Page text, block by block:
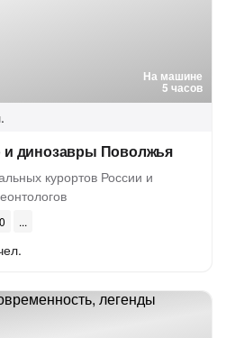
На машине
5 часов
и динозавры Поволжья
курортов России и